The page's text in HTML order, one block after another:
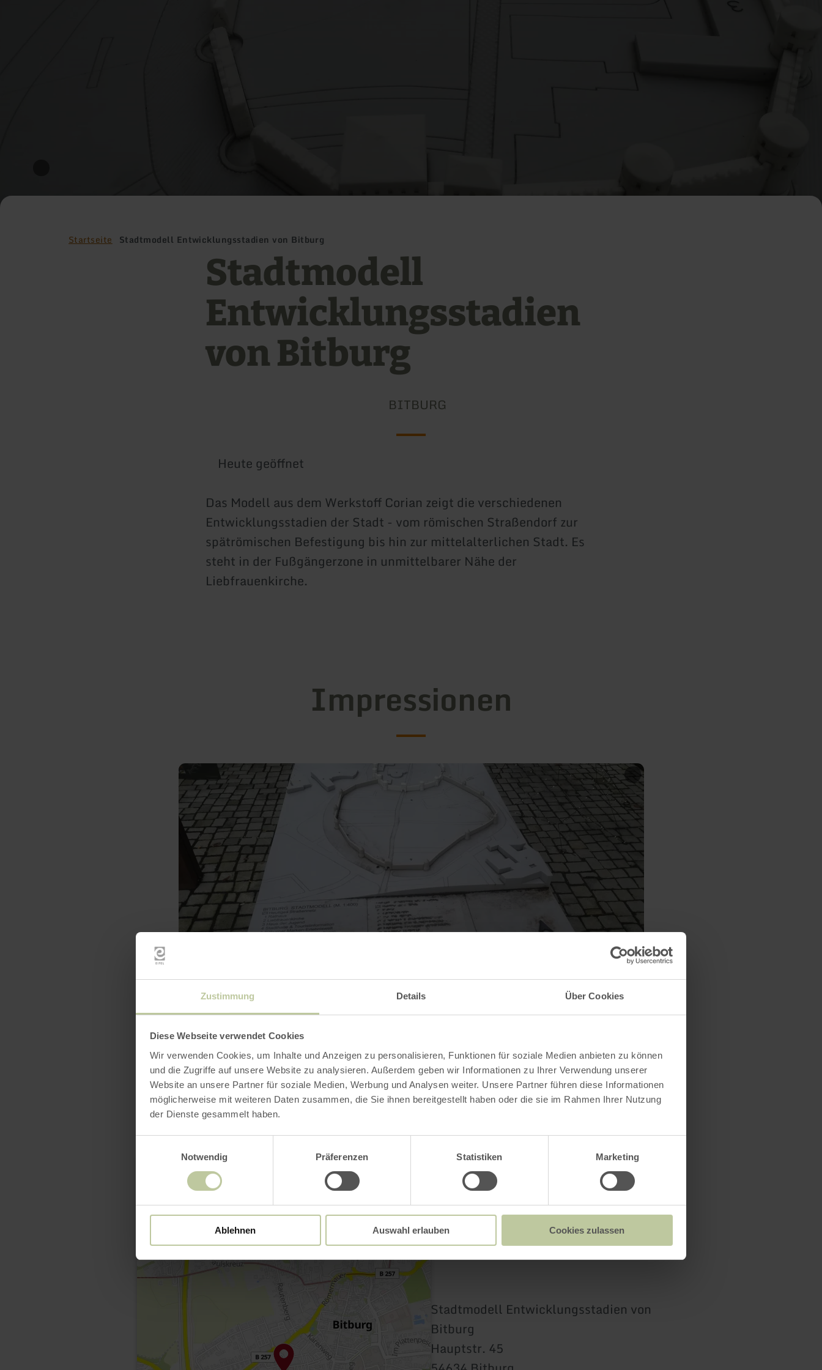
Zustimmung Details Über Cookies
Diese Webseite verwendet Cookies
Wir verwenden Cookies, um Inhalte und Anzeigen zu personalisieren, Funktionen für soziale Medien anbieten zu können
und die Zugriffe auf unsere Website zu analysieren. Außerdem geben wir Informationen zu Ihrer Verwendung unserer
Website an unsere Partner für soziale Medien, Werbung und Analysen weiter. Unsere Partner führen diese Informationen
möglicherweise mit weiteren Daten zusammen, die Sie ihnen bereitgestellt haben oder die sie im Rahmen Ihrer Nutzung
der Dienste gesammelt haben.
Notwendig
Präferenzen Statistiken Marketing
Ablehnen Auswahl erlauben Cookies zulassen
Startseite Stadtmodell Entwicklungsstadien von Bitburg
Stadtmodell
Entwicklungsstadien
von Bitburg
BITBURG
Heute geöffnet
Das Modell aus dem Werkstoff Corian zeigt die verschiedenen
Entwicklungsstadien der Stadt - vom römischen Straßendorf zur
spätrömischen Befestigung bis hin zur mittelalterlichen Stadt. Es
steht in der Fußgängerzone in unmittelbarer Nähe der
Liebfrauenkirche.
Impressionen
Kontakt
Stadtmodell Entwicklungsstadien von
Bitburg
Hauptstr. 45